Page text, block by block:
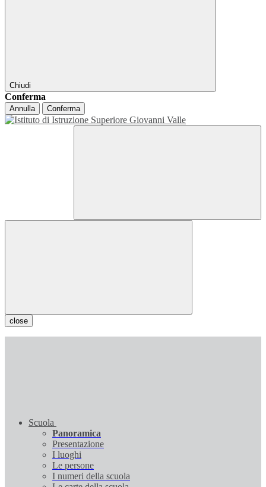
Chiudi
Conferma
Annulla Conferma
close
Scuola
Panoramica
Presentazione
I luoghi
Le persone
I numeri della scuola